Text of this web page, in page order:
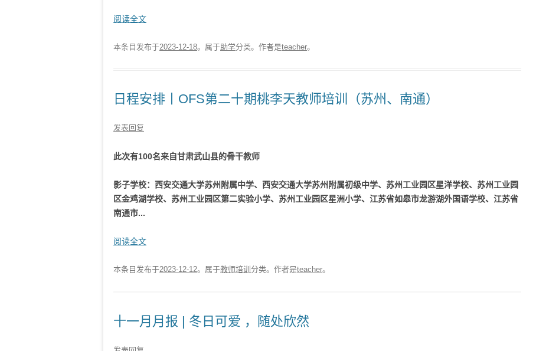
阅读全文
本条目发布于2023-12-18。属于助学分类。 作者是teacher。
日程安排丨OFS第二十期桃李天教师培训（苏州、南通）
发表回复
此次有100名来自甘肃武山县的骨干教师
影子学校：西安交通大学苏州附属中学、西安交通大学苏州附属初级中学、苏州工业园区星洋学校、苏州工业园
区金鸡湖学校、苏州工业园区第二实验小学、苏州工业园区星洲小学、江苏省如皋市龙游湖外国语学校、江苏省
南通市...
阅读全文
本条目发布于2023-12-12。属于教师培训 分类。 作者是teacher。
十一月月报 | 冬日可爱 ，随处欣然